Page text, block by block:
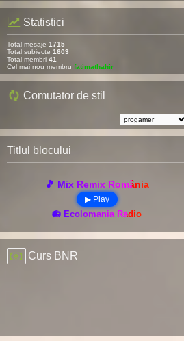
Statistici
Total mesaje 1715
Total subiecte 1603
Total membri 41
Cel mai nou membru fatimathahir
Comutator de stil
Titlul blocului
🎵 Mix Remix România
▶ Play
📻 Ecolomania Radio
Curs BNR